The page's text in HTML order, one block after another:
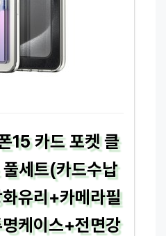
15 카드 포켓 클
세트(카드수납
유리+카메라필
케이스+전면강